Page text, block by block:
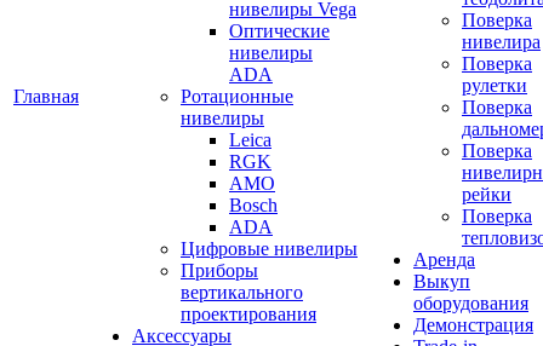
Главная
нивелиры Vega
Оптические
нивелиры
ADA
Ротационные
нивелиры
Leica
RGK
AMO
Bosch
ADA
Цифровые нивелиры
Приборы
вертикального
проектирования
Аксессуары
Поверка
нивелира
Поверка
рулетки
Поверка
Поверка
рейки
Поверка
Аренда
Выкуп
оборудования
Демонстрация